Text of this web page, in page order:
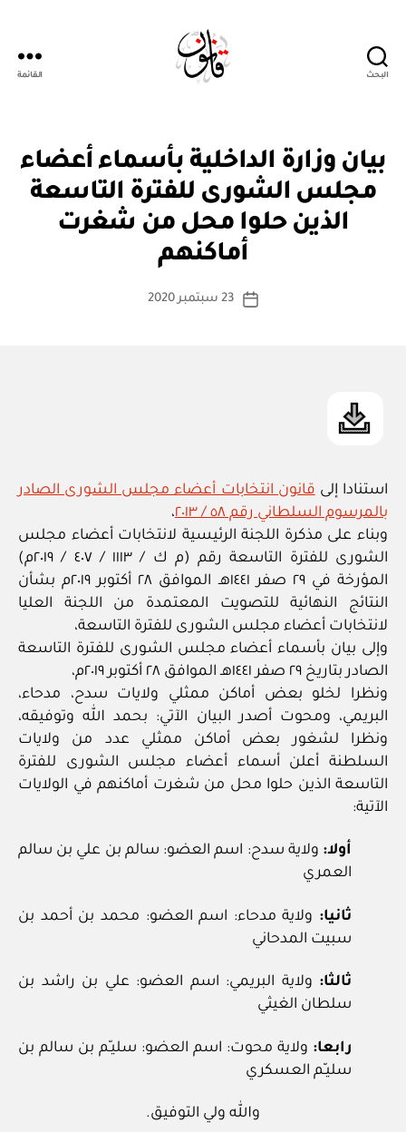
البحث القائمة
التصنيفاتقبيان وزارة الداخلية بأسماء أعضاء
مجلس الشورى للفترة التاسعة
الذين حلوا محل من شغرت
أماكنهم
كاتب
بو
س
ة
تاريخ
23 سبتمبر 2020
استنادا إلى قانون انتخابات أعضاء مجلس الشورى الصادر
بالمرسوم السلطاني رقم ٥٨ / ٢٠١٣
،
وبناء على مذكرة اللجنة الرئيسية لانتخابات أعضاء مجلس
الشورى للفترة التاسعة رقم (م ك / ١١١٣ / ٤٠٧ / ٢٠١٩م)
المؤرخة في ٢٩ صفر ١٤٤١هـ الموافق ٢٨ أكتوبر ٢٠١٩م بشأن
النتائج النهائية للتصويت المعتمدة من اللجنة العليا
لانتخابات أعضاء مجلس الشورى للفترة التاسعة،
وإلى بيان بأسماء أعضاء مجلس الشورى للفترة التاسعة
الصادر بتاريخ ٢٩ صفر ١٤٤١هـ الموافق ٢٨ أكتوبر ٢٠١٩م،
ونظرا لخلو بعض أماكن ممثلي ولايات سدح، مدحاء،
البريمي، ومحوت أصدر البيان الآتي: بحمد الله وتوفيقه،
ونظرا لشغور بعض أماكن ممثلي عدد من ولايات
السلطنة أعلن أسماء أعضاء مجلس الشورى للفترة
التاسعة الذين حلوا محل من شغرت أماكنهم في الولايات
الآتية:
أولا: ولاية سدح: اسم العضو: سالم بن علي بن سالم
العمري
ثانيا: ولاية مدحاء: اسم العضو: محمد بن أحمد بن
سبيت المدحاني
ثالثا: ولاية البريمي: اسم العضو: علي بن راشد بن
سلطان الغيثي
رابعا: ولاية محوت: اسم العضو: سليـّم بن سالم بن
سليـّم العسكري
والله ولي التوفيق.